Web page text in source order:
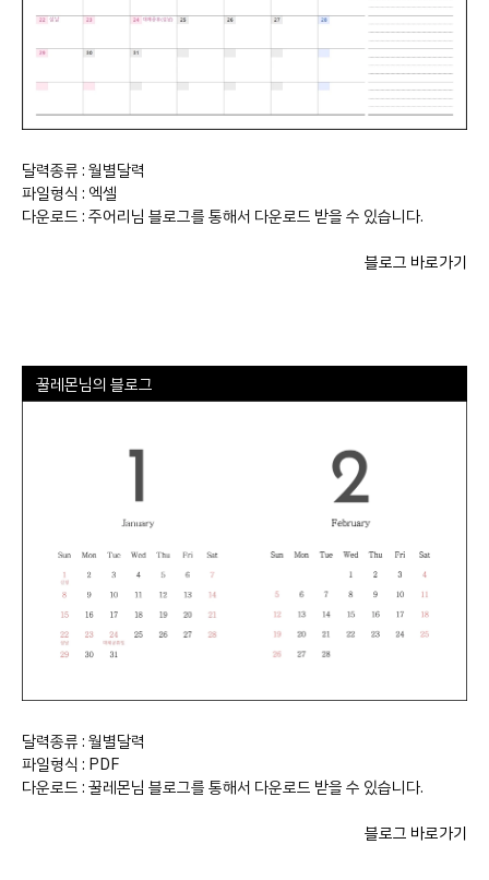
달력종류 : 월별달력
파일형식 : 엑셀
다운로드 : 주어리님 블로그를 통해서 다운로드 받을 수 있습니다.
블로그 바로가기
꿀레몬님의 블로그
달력종류 : 월별달력
파일형식 : PDF
다운로드 : 꿀레몬님 블로그를 통해서 다운로드 받을 수 있습니다.
블로그 바로가기